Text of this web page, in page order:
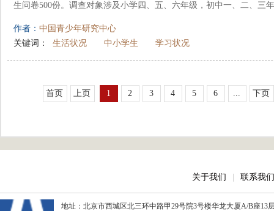
生问卷500份。调查对象涉及小学四、五、六年级，初中一、二、三
作者： 中国青少年研究中心
关键词：
生活状况 中小学生 学习状况
首页 上页 1 2 3 4 5 6 ... 下页
关于我们 联系我们
地址：北京市西城区北三环中路甲29号院3号楼华龙大厦A/B座13